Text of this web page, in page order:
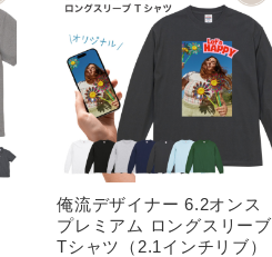
俺流デザイナー 6.2オンス
プレミアム ロングスリーブ
Tシャツ（2.1インチリブ）